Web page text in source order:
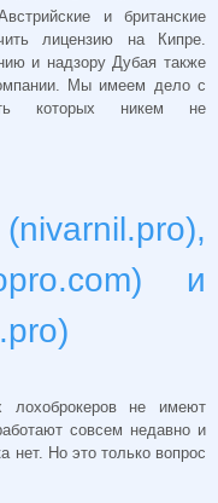
и британские
лицензию на Кипре.
и надзору Дубая также
Мы имеем дело с
которых никем не
и
лохоброкеров не имеют
совсем недавно и
нет. Но это только вопрос